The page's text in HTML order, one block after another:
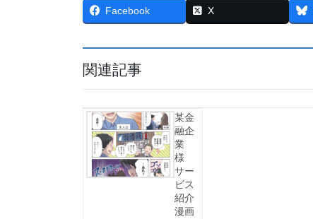
Facebook X
関連記事
某金
融企
業
様
サー
ビス
紹介
漫画